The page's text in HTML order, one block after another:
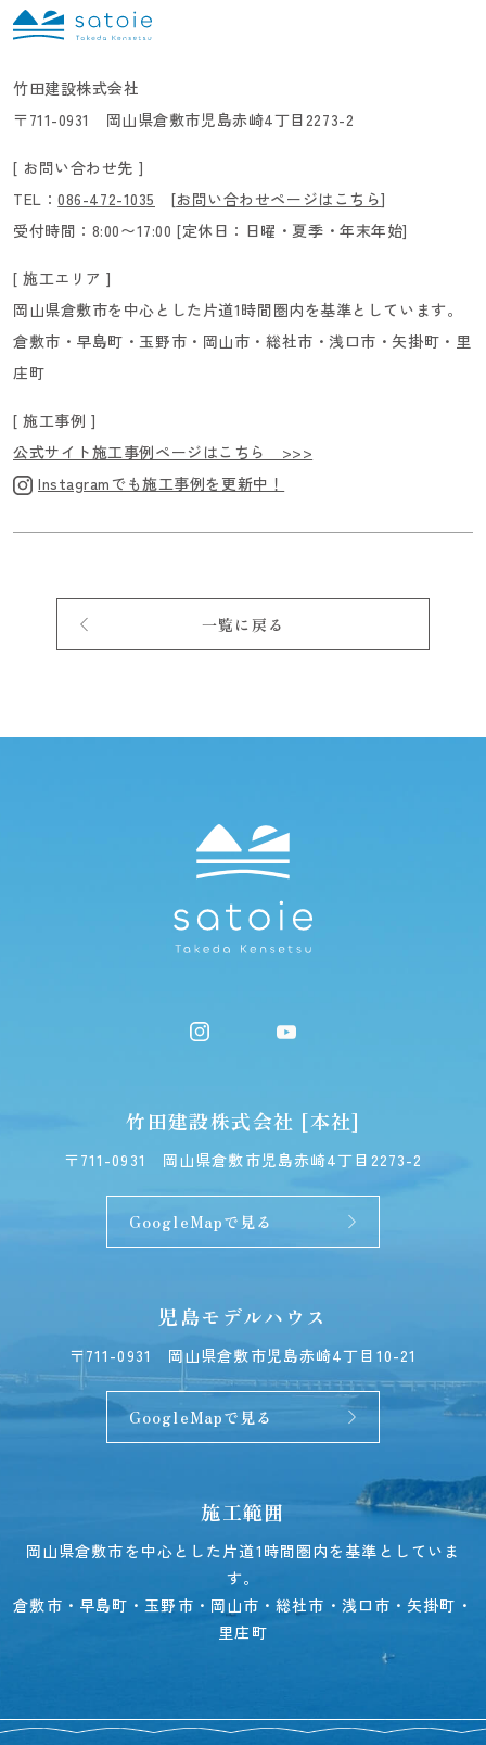
竹田建設株式会社
〒711-0931 岡山県倉敷市児島赤崎4丁目2273-2
[ お問い合わせ先 ]
TEL：086-472-1035 [お問い合わせページはこちら]
受付時間：8:00〜17:00 [定休日：日曜・夏季・年末年始]
[ 施工エリア ]
岡山県倉敷市を中心とした片道1時間圏内を基準としています。
倉敷市・早島町・玉野市・岡山市・総社市・浅口市・矢掛町・里
庄町
[ 施工事例 ]
公式サイト施工事例ページはこちら >>>
Instagramでも施工事例を更新中！
一覧に戻る
竹田建設株式会社 [本社]
〒711-0931 岡山県倉敷市児島赤崎4丁目2273-2
GoogleMapで見る
児島モデルハウス
〒711-0931 岡山県倉敷市児島赤崎4丁目10-21
GoogleMapで見る
施工範囲
岡山県倉敷市を中心とした片道1時間圏内を基準としていま
す。
倉敷市・早島町・玉野市・岡山市・総社市・浅口市・矢掛町・
里庄町